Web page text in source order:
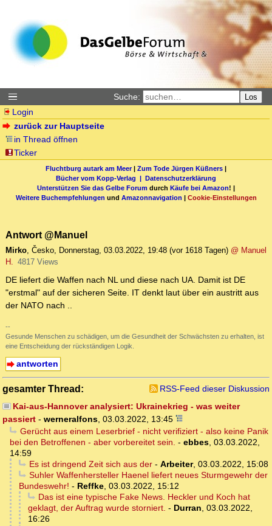
Suche: Los
Login
zurück zur Hauptseite
in Thread öffnen
Ticker
Fluchtburg autark am Meer| Zum Tode Jürgen Küßners |
Bücher vom Kopp-Verlag | Datenschutzerklärung
Unterstützen Sie das Gelbe Forum durch Käufe bei Amazon! |
Weitere Buchempfehlungen und Amazonnavigation | Cookie-Einstellungen
Antwort @Manuel
Mirko, Česko, Donnerstag, 03.03.2022, 19:48 (vor 1618 Tagen) @ Manuel
H. 4817 Views
DE liefert die Waffen nach NL und diese nach UA. Damit ist DE
"erstmal" auf der sicheren Seite. IT denkt laut über ein austritt aus
der NATO nach ..
--
Gesunde Menschen zu schädigen, um die Gesundheit der Schwächsten zu erhalten, ist
eine Entscheidung der rückständigen Logik.
antworten
gesamter Thread:
RSS-Feed dieser Diskussion
Kai-aus-Hannover analysiert: Ukrainekrieg - was weiter
passiert - werneralfons, 03.03.2022, 13:45
Gerücht aus einem Leserbrief - nicht verifiziert - also keine Panik
bei den Betroffenen - aber vorbereitet sein. - ebbes, 03.03.2022,
14:59
Es ist dringend Zeit sich aus der- Arbeiter, 03.03.2022, 15:08
Suhler Waffenhersteller Haenel liefert neues Sturmgewehr der
Bundeswehr! - Reffke, 03.03.2022, 15:12
Das ist eine typische Fake News. Heckler und Koch hat
geklagt, der Auftrag wurde storniert. - Durran, 03.03.2022,
16:26